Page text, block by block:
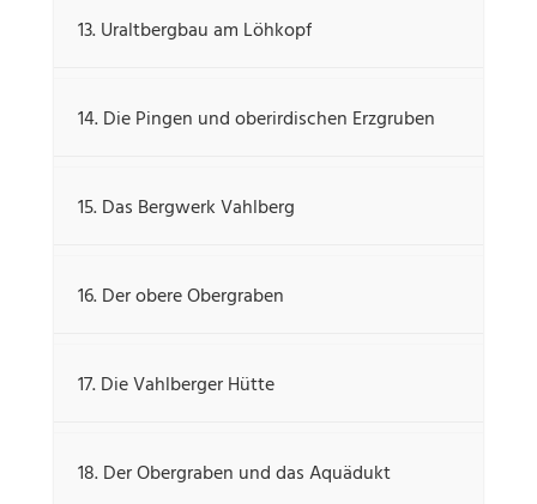
13. Uraltbergbau am Löhkopf
14. Die Pingen und oberirdischen Erzgruben
15. Das Bergwerk Vahlberg
16. Der obere Obergraben
17. Die Vahlberger Hütte
18. Der Obergraben und das Aquädukt